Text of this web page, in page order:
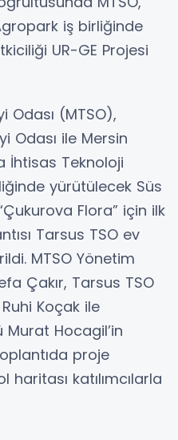
iş birliğinde
UR-GE Projesi
Odası (MTSO),
Odası ile Mersin
İhtisas Teknoloji
yürütülecek Süs
Flora” için ilk
Tarsus TSO ev
MTSO Yönetim
Çakır, Tarsus TSO
Koçak ile
Hocagil’in
proje
katılımcılarla